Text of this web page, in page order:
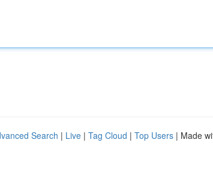
Search | Live | Tag Cloud | Top Users | Made